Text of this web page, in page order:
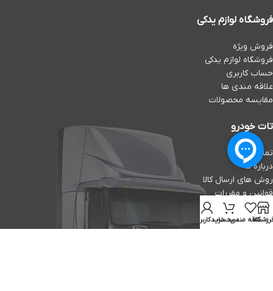
فروشگاه لوازم یدکی
فروش ویژه
فروشگاه لوازم یدکی
حساب کاربری
علاقه مندی ها
مقایسه محصولات
تات خودرو
تماس با ما
درباره ما
روش های ارسال کالا
قوانین و مقررات
رسانه و آموزش
علاقه مندیسبد خرید
حساب کاربری من